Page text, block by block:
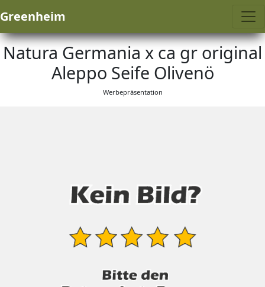
Greenheim
Natura Germania x ca gr original
Aleppo Seife Olivenö
Werbepräsentation